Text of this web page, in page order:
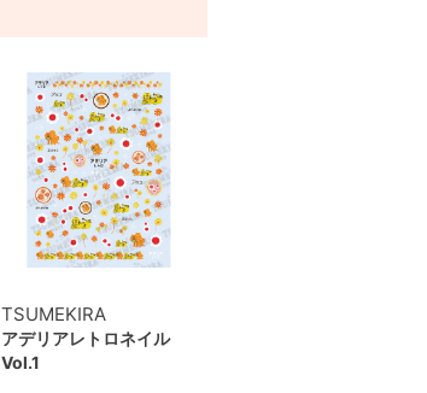
TSUMEKIRA
アデリアレトロネイル
Vol.1